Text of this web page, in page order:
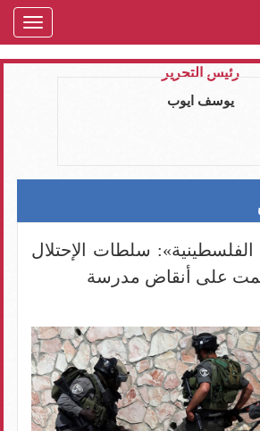
رئيس التحرير
يوسف ايوب
الفلسطينية»: سلطات الإحتلال
على أنقاض مدرسة